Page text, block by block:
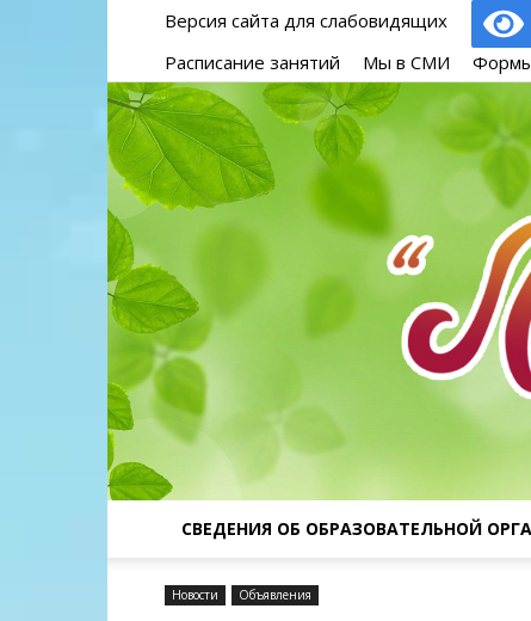
Версия сайта для слабовидящих
Расписание занятий
Мы в СМИ Формы
СВЕДЕНИЯ ОБ ОБРАЗОВАТЕЛЬНОЙ
Новости Объявления